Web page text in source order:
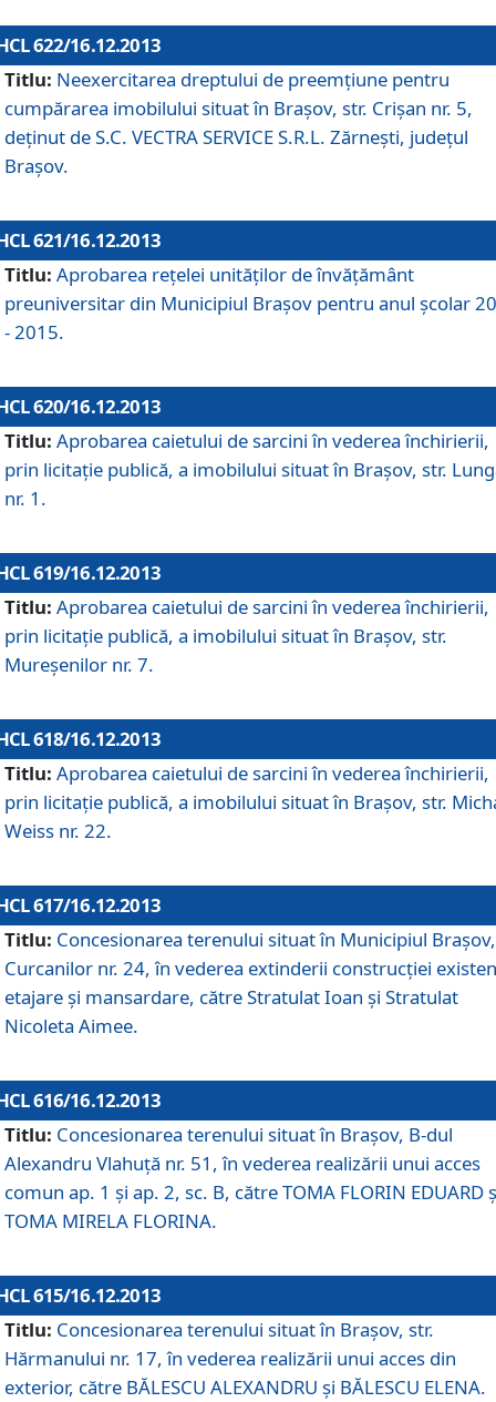
622/16.12.2013
Titlu: Neexercitarea dreptului de preemţiune pentru
cumpărarea imobilului situat în Braşov, str. Crişan nr. 5,
deţinut de S.C. VECTRA SERVICE S.R.L. Zărneşti, judeţul
Braşov.
621/16.12.2013
Titlu: Aprobarea reţelei unităţilor de învăţământ
preuniversitar din Municipiul Braşov pentru anul şcolar
- 2015.
620/16.12.2013
Titlu: Aprobarea caietului de sarcini în vederea închirierii,
prin licitaţie publică, a imobilului situat în Braşov, str.
nr. 1.
619/16.12.2013
Titlu: Aprobarea caietului de sarcini în vederea închirierii,
prin licitaţie publică, a imobilului situat în Braşov, str.
Mureşenilor nr. 7.
618/16.12.2013
Titlu: Aprobarea caietului de sarcini în vederea închirierii,
prin licitaţie publică, a imobilului situat în Braşov, str.
Weiss nr. 22.
617/16.12.2013
Titlu: Concesionarea terenului situat în Municipiul
Curcanilor nr. 24, în vederea extinderii construcţiei
etajare şi mansardare, către Stratulat Ioan şi Stratulat
Nicoleta Aimee.
616/16.12.2013
Titlu: Concesionarea terenului situat în Braşov, B-dul
Alexandru Vlahuţă nr. 51, în vederea realizării unui acces
comun ap. 1 şi ap. 2, sc. B, către TOMA FLORIN EDUARD
TOMA MIRELA FLORINA.
615/16.12.2013
Titlu: Concesionarea terenului situat în Braşov, str.
Hărmanului nr. 17, în vederea realizării unui acces din
exterior, către BĂLESCU ALEXANDRU şi BĂLESCU ELENA.